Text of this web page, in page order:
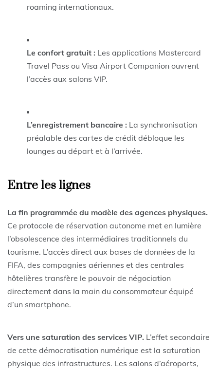
roaming internationaux.
Le confort gratuit : Les applications Mastercard
Travel Pass ou Visa Airport Companion ouvrent
l’accès aux salons VIP.
L’enregistrement bancaire : La synchronisation
préalable des cartes de crédit débloque les
lounges au départ et à l’arrivée.
Entre les lignes
La fin programmée du modèle des agences physiques.
Ce protocole de réservation autonome met en lumière
l’obsolescence des intermédiaires traditionnels du
tourisme. L’accès direct aux bases de données de la
FIFA, des compagnies aériennes et des centrales
hôtelières transfère le pouvoir de négociation
directement dans la main du consommateur équipé
d’un smartphone.
Vers une saturation des services VIP. L’effet secondaire
de cette démocratisation numérique est la saturation
physique des infrastructures. Les salons d’aéroports,